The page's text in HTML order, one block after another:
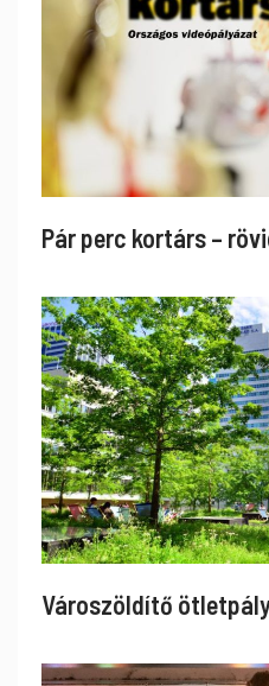
Pár perc kortárs –
Városzöldítő